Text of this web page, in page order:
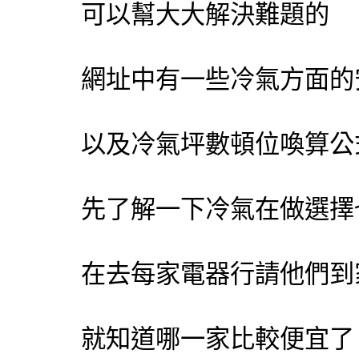
可以幫大大解決難題的
網址中有一些冷氣方面
以及冷氣坪數頓位喚算
先了解一下冷氣在做選
在去每家電器行請他們
就知道哪一家比較便宜了